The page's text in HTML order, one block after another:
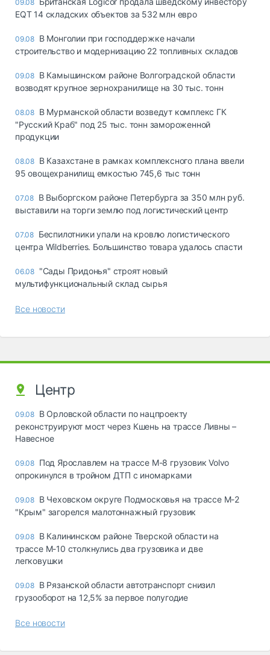
09.08
EQT 14 складских объектов за 532 млн евро
09.08 В Монголии при господдержке начали
строительство и модернизацию 22 топливных складов
09.08 В Камышинском районе Волгоградской области
возводят крупное зернохранилище на 30 тыс. тонн
08.08 В Мурманской области возведут комплекс ГК
"Русский Краб" под 25 тыс. тонн замороженной
продукции
08.08 В Казахстане в рамках комплексного плана ввели
95 овощехранилищ емкостью 745,6 тыс тонн
07.08 В Выборгском районе Петербурга за 350 млн руб.
выставили на торги землю под логистический центр
07.08 Беспилотники упали на кровлю логистического
центра Wildberries. Большинство товара удалось спасти
06.08 "Сады Придонья" строят новый
мультифункциональный склад сырья
Все новости
Центр
09.08 В Орловской области по нацпроекту
реконструируют мост через Кшень на трассе Ливны –
Навесное
09.08 Под Ярославлем на трассе М-8 грузовик Volvo
опрокинулся в тройном ДТП с иномарками
09.08 В Чеховском округе Подмосковья на трассе М-2
"Крым" загорелся малотоннажный грузовик
09.08 В Калининском районе Тверской области на
трассе М-10 столкнулись два грузовика и две
легковушки
09.08 В Рязанской области автотранспорт снизил
грузооборот на 12,5% за первое полугодие
Все новости